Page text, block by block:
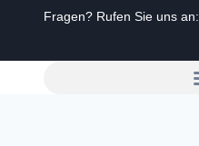
Fragen? Rufen Sie uns an: